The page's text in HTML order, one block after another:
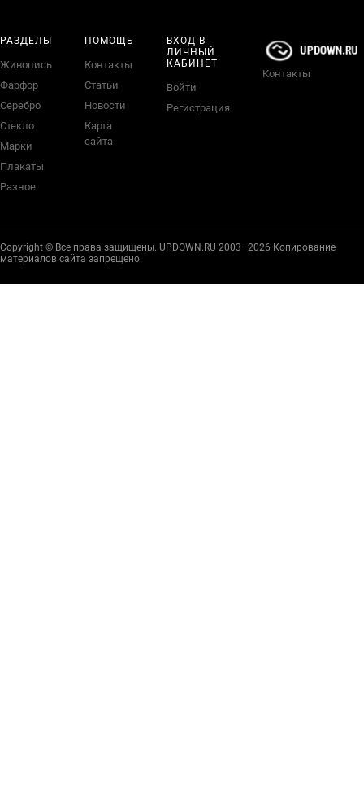
РАЗДЕЛЫ
Живопись
Фарфор
Серебро
Стекло
Марки
Плакаты
Разное
ПОМОЩЬ
Контакты
Статьи
Новости
Карта
сайта
ВХОД В
ЛИЧНЫЙ
КАБИНЕТ
Войти
Регистрация
Контакты
Copyright © Все права защищены. UPDOWN.RU 2003–2026 Копирование
материалов сайта запрещено.